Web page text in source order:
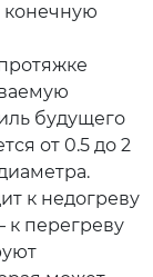
конечную
будущего
от 0.5 до 2
к недогреву
к перегреву